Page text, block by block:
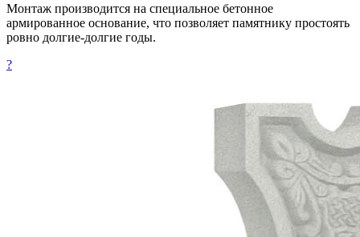
Монтаж производится на специальное бетонное
армированное основание, что позволяет памятнику простоять
ровно долгие-долгие годы.
?